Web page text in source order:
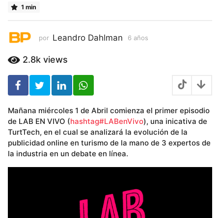
ñ
s
1 min
por Leandro Dahlman 6 años
2.8k views
Mañana miércoles 1 de Abril comienza el primer episodio
de LAB EN VIVO (hashtag#LABenVivo), una inicativa de
TurtTech, en el cual se analizará la evolución de la
publicidad online en turismo de la mano de 3 expertos de
la industria en un debate en línea.